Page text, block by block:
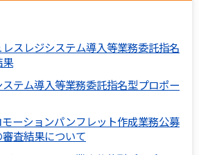
スレジシステム導入等業務委託指名
果
テム導入等業務委託指名型プロポー
ーションパンフレット作成業務公募
査結果について